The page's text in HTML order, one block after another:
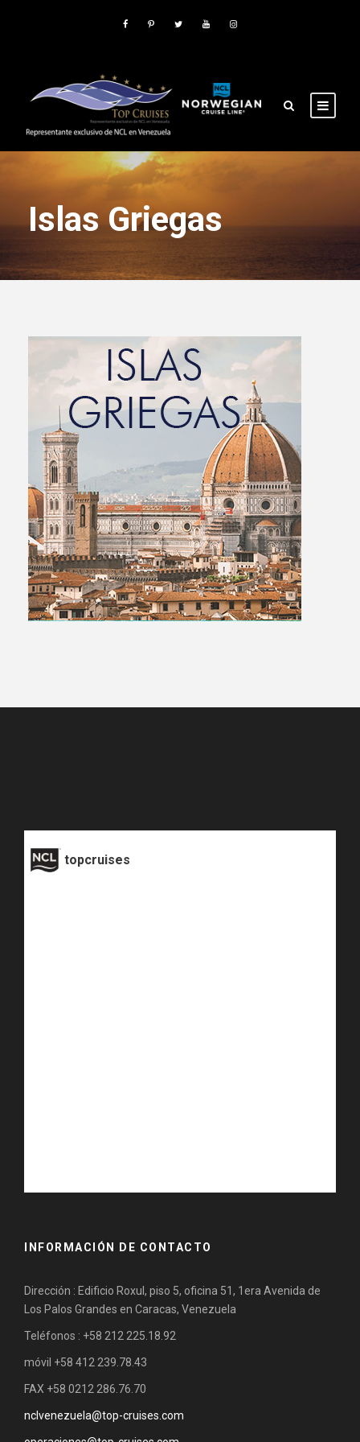
Islas Griegas
topcruises
INFORMACIÓN DE CONTACTO
Dirección : Edificio Roxul, piso 5, oficina 51, 1era Avenida de
Los Palos Grandes en Caracas, Venezuela
Teléfonos : +58 212 225.18.92
móvil +58 412 239.78.43
FAX +58 0212 286.76.70
nclvenezuela@top-cruises.com